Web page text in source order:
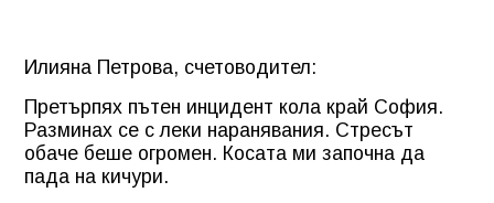
Илияна Петрова, счетоводител:
Претърпях пътен инцидент кола край София.
Разминах се с леки наранявания. Стресът
обаче беше огромен. Косата ми започна да
пада на кичури.